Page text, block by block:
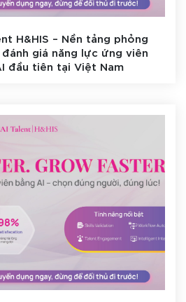
H&HIS – Nền tảng phỏng
giá năng lực ứng viên
đầu tiên tại Việt Nam